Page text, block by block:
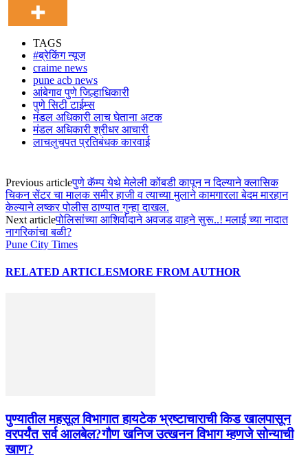
TAGS
#ब्रेकिंग न्यूज
craime news
pune acb news
आंबेगाव पुणे जिल्हाधिकारी
पुणे सिटी टाईम्स
मंडल अधिकारी लाच घेताना अटक
मंडल अधिकारी श्रीधर आचारी
लाचलुचपत प्रतिबंधक कारवाई
Previous articleपुणे कॅम्प येथे मेलेली कोंबडी कापून न दिल्याने क्लासिक
चिकन सेंटर चा मालक समीर हाजी व त्याच्या मुलाने कामगारला बेदम मारहान
केल्याने लष्कर पोलीस ठाण्यात गुन्हा दाखल.
Next articleपोलिसांच्या आशिर्वादाने अवजड वाहने सुरू..! मलाई च्या नादात
नागरिकांचा बळी?
Pune City Times
RELATED ARTICLESMORE FROM AUTHOR
पुण्यातील महसूल विभागात हायटेक भ्रष्टाचाराची किड खालपासून
वरपर्यंत सर्व आलबेल?गौण खनिज उत्खनन विभाग म्हणजे सोन्याची
खाण?